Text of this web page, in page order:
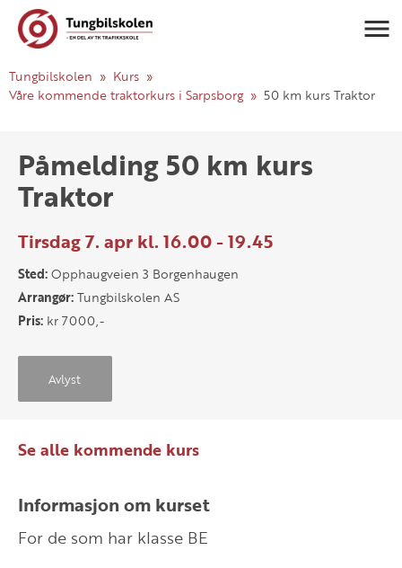
Tungbilskolen
Kurs
Våre kommende traktorkurs i Sarpsborg
50 km kurs Traktor
Påmelding 50 km kurs
Traktor
Tirsdag 7. apr kl. 16.00 - 19.45
Sted:Opphaugveien 3 Borgenhaugen
Arrangør:Tungbilskolen AS
Pris: kr 7000,-
Avlyst
Se alle kommende kurs
Informasjon om kurset
For de som har klasse BE